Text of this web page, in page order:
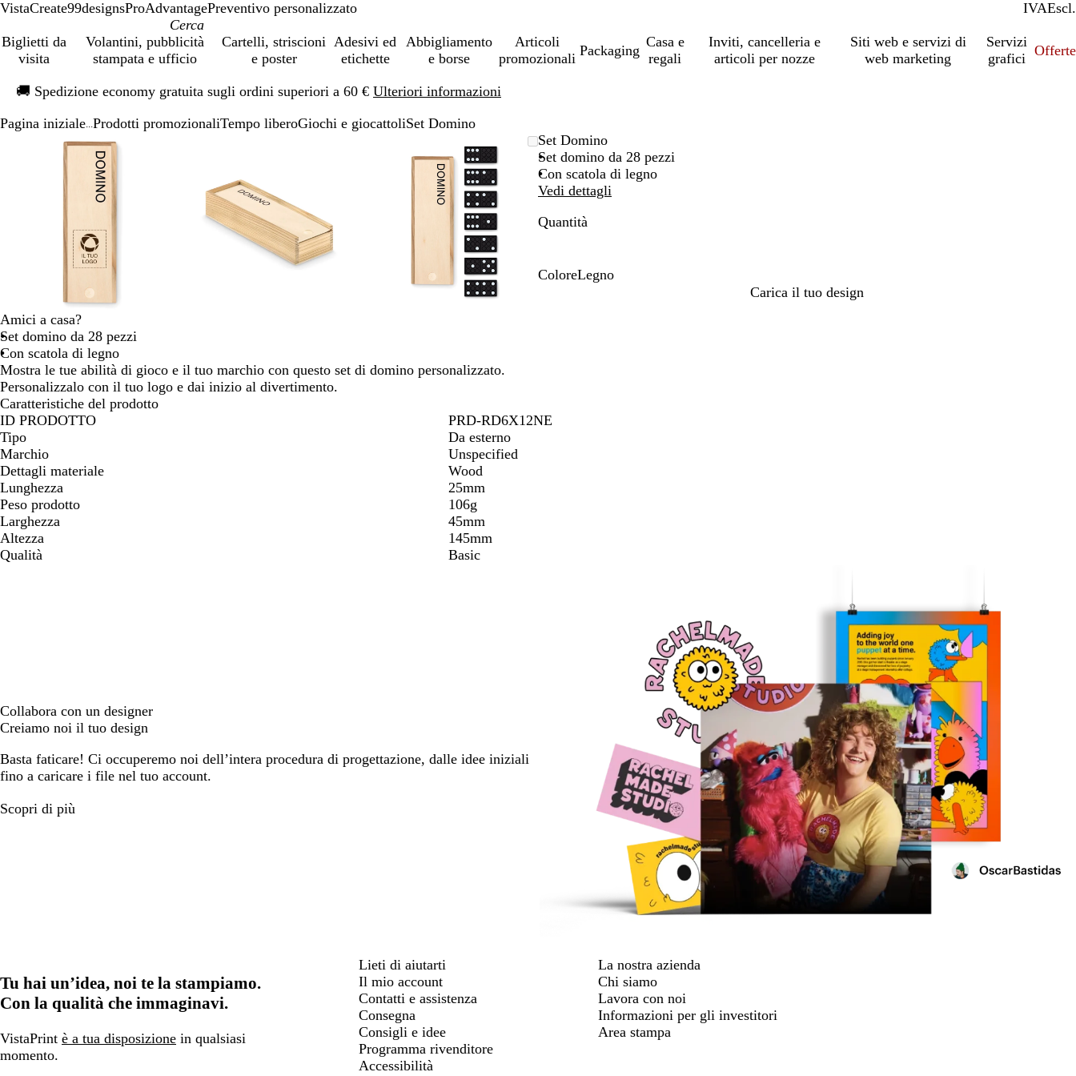
VistaCreate99designsProAdvantagePreventivo personalizzato IVAIncl.
Escl.
Biglietti da
visita
Volantini, pubblicità
stampata e ufficio
Cartelli, striscioni
e poster
Adesivi ed
etichette
Abbigliamento
e borse
Articoli
promozionali
Packaging
Casa e
regali
Inviti, cancelleria e
articoli per nozze
Siti web e servizi di
web marketing
Servizi
grafici
Offerte
🚚 Spedizione economy gratuita sugli ordini superiori a 60 € Ulteriori informazioni
1
Pagina iniziale Prodotti promozionaliTempo liberoGiochi e giocattoliSet Domino
L’immagine
può
essere
ingrandita
Ingrandito
minimo
Clicca
per
allargare
Usa
comandi
+
per
ingrandire
ridurre
e
frecce
per
spostarti
ingrandita
+
e
+
per
ingrandire
spostarti
può
essere
ingrandita
a
minimo
per
allargare
i
comandi
per
ingrandire
ridurre
spostarti
Diapositiva
Set Domino
Set domino da 28 pezzi
Con scatola di legno
Vedi dettagli
Quantità
ColoreLegno
Carica il tuo design
Amici a casa?
Set domino da 28 pezzi
Con scatola di legno
Mostra le tue abilità di gioco e il tuo marchio con questo set di domino personalizzato.
Personalizzalo con il tuo logo e dai inizio al divertimento.
Caratteristiche del prodotto
ID PRODOTTO
PRD-RD6X12NE
Tipo
Da esterno
Marchio
Unspecified
Dettagli materiale
Wood
Lunghezza
25mm
Peso prodotto
106g
Larghezza
45mm
Altezza
145mm
Qualità
Basic
Collabora con un designer
Creiamo noi il tuo design
Basta faticare! Ci occuperemo noi dell’intera procedura di progettazione, dalle idee iniziali
fino a caricare i file nel tuo account.
Scopri di più
Tu hai un’idea, noi te la stampiamo.
Con la qualità che immaginavi.
VistaPrint è a tua disposizione in qualsiasi
momento.
Lieti di aiutarti
Il mio account
Contatti e assistenza
Consegna
Consigli e idee
Programma rivenditore
Accessibilità
La nostra azienda
Chi siamo
Lavora con noi
Informazioni per gli investitori
Area stampa